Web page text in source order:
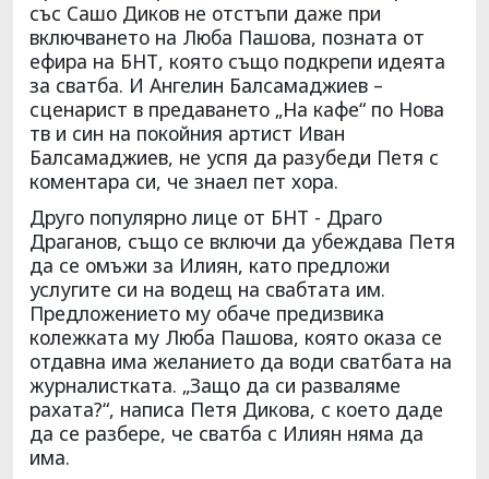
със Сашо Диков не отстъпи даже при
включването на Люба Пашова, позната от
ефира на БНТ, която също подкрепи идеята
за сватба. И Ангелин Балсамаджиев –
сценарист в предаването „На кафе“ по Нова
тв и син на покойния артист Иван
Балсамаджиев, не успя да разубеди Петя с
коментара си, че знаел пет хора.
Друго популярно лице от БНТ - Драго
Драганов, също се включи да убеждава Петя
да се омъжи за Илиян, като предложи
услугите си на водещ на свабтата им.
Предложението му обаче предизвика
колежката му Люба Пашова, която оказа се
отдавна има желанието да води сватбата на
журналистката. „Защо да си разваляме
рахата?“, написа Петя Дикова, с което даде
да се разбере, че сватба с Илиян няма да
има.